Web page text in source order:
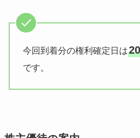
今回到着分の権利確定日は
です。